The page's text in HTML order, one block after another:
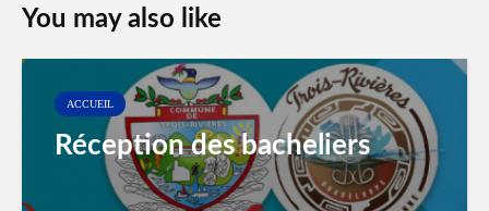
You may also like
ACCUEIL
Réception des bacheliers